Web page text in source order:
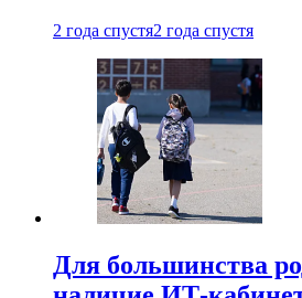
2 года спустя2 года спустя
Для большинства